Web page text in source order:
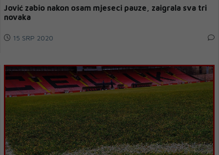
Jović zabio nakon osam mjeseci pauze, zaigrala sva tri
novaka
15 SRP 2020